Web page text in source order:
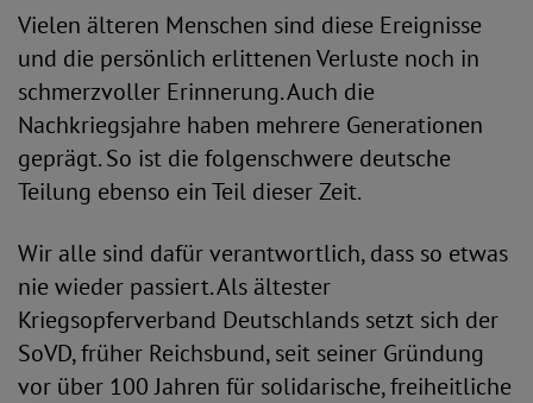
Vielen älteren Menschen sind diese Ereignisse
und die persönlich erlittenen Verluste noch in
schmerzvoller Erinnerung. Auch die
Nachkriegsjahre haben mehrere Generationen
geprägt. So ist die folgenschwere deutsche
Teilung ebenso ein Teil dieser Zeit.
Wir alle sind dafür verantwortlich, dass so etwas
nie wieder passiert. Als ältester
Kriegsopferverband Deutschlands setzt sich der
SoVD, früher Reichsbund, seit seiner Gründung
vor über 100 Jahren für solidarische, freiheitliche